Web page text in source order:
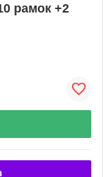
рамок +2